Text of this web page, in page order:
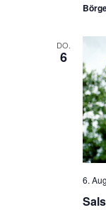
DO.
6
6.